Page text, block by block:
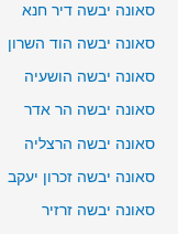
סאונה יבשה דיר חנא
סאונה יבשה הוד השרון
סאונה יבשה הושעיה
סאונה יבשה הר אדר
סאונה יבשה הרצליה
סאונה יבשה זכרון יעקב
סאונה יבשה זרזיר